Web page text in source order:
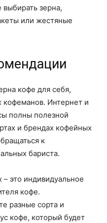
выбирать зерна,
или жестяные
кофе для себя,
кофеманов. Интернет и
полны полезной
и брендах кофейных
к
бариста.
– это индивидуальное
кофе.
разные сорта и
кофе, который будет